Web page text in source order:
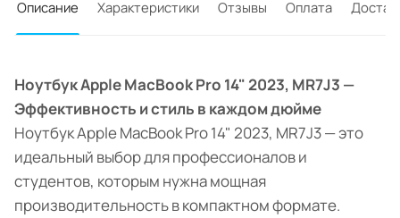
Описание Характеристики Отзывы Оплата
Ноутбук Apple MacBook Pro 14" 2023, MR7J3 —
Эффективность и стиль в каждом дюйме
Ноутбук Apple MacBook Pro 14" 2023, MR7J3 — это
идеальный выбор для профессионалов и
студентов, которым нужна мощная
производительность в компактном формате.